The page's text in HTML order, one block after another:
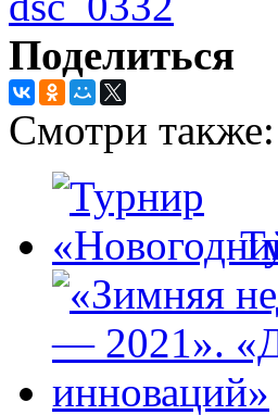
Поделиться
Смотри также: